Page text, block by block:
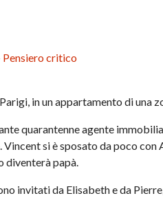
Pensiero critico
in un appartamento di una
quarantenne agente
Vincent si è sposato da poco con
diventerà papà.
invitati da Elisabeth e da